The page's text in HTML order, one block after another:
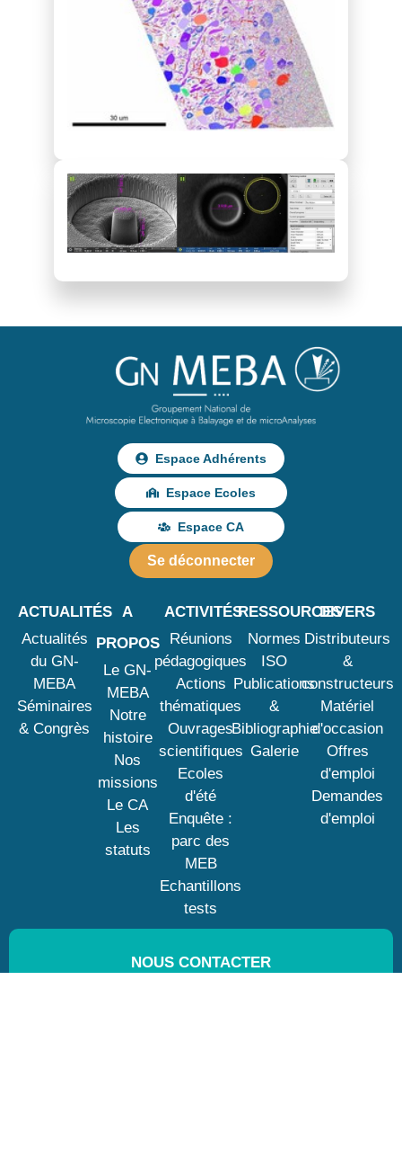
Espace Adhérents
Espace Ecoles
Espace CA
Se déconnecter
ACTUALITÉS
Actualités
du GN-
MEBA
Séminaires
& Congrès
A
PROPOS
Le GN-
MEBA
Notre
histoire
Nos
missions
Le CA
Les
statuts
ACTIVITÉS
Réunions
pédagogiques
Actions
thématiques
Ouvrages
scientifiques
Ecoles
d'été
Enquête :
parc des
MEB
Echantillons
tests
RESSOURCES
Normes
ISO
Publications
&
Bibliographie
Galerie
DIVERS
Distributeurs
&
constructeurs
Matériel
d'occasion
Offres
d'emploi
Demandes
d'emploi
NOUS CONTACTER